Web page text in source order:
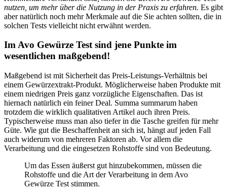
nutzen, um mehr über die Nutzung in der Praxis zu erfahren. Es gibt
aber natürlich noch mehr Merkmale auf die Sie achten sollten, die in
solchen Tests vielleicht nicht erwähnt werden.
Im Avo Gewürze Test sind jene Punkte im
wesentlichen maßgebend!
Maßgebend ist mit Sicherheit das Preis-Leistungs-Verhältnis bei
einem Gewürzextrakt-Produkt. Möglicherweise haben Produkte mit
einem niedrigen Preis ganz vorzügliche Eigenschaften. Das ist
hiernach natürlich ein feiner Deal. Summa summarum haben
trotzdem die wirklich qualitativen Artikel auch ihren Preis.
Typischerweise muss man also tiefer in die Tasche greifen für mehr
Güte. Wie gut die Beschaffenheit an sich ist, hängt auf jeden Fall
auch widerum von mehreren Faktoren ab. Vor allem die
Verarbeitung und die eingesetzen Rohstoffe sind von Bedeutung.
Um das Essen äußerst gut hinzubekommen, müssen die
Rohstoffe und die Art der Verarbeitung in dem Avo
Gewürze Test stimmen.